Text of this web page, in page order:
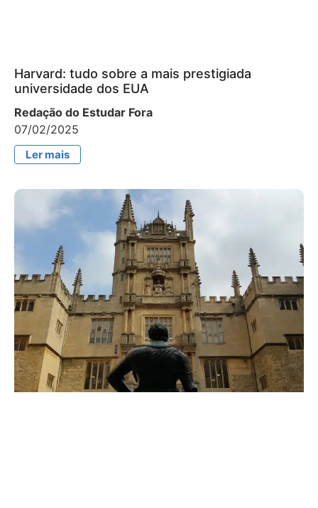
Harvard: tudo sobre a mais prestigiada
universidade dos EUA
Redação do Estudar Fora
07/02/2025
Ler mais